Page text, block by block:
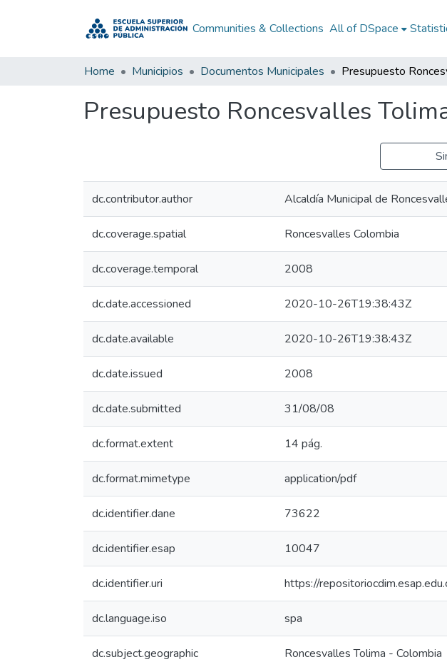
Communities & Collections All of DSpace
Home Municipios Documentos Municipales
Presupuesto Roncesvalles
dc.contributor.author Alcaldía Municipal de
dc.coverage.spatial Roncesvalles Colombia
dc.coverage.temporal 2008
dc.date.accessioned 2020-10-26T19:38:43Z
dc.date.available 2020-10-26T19:38:43Z
dc.date.issued 2008
dc.date.submitted 31/08/08
dc.format.extent 14 pág.
dc.format.mimetype application/pdf
dc.identifier.dane 73622
dc.identifier.esap 10047
dc.identifier.uri https://
dc.language.iso spa
dc.subject.geographic Roncesvalles Tolima - Colombia